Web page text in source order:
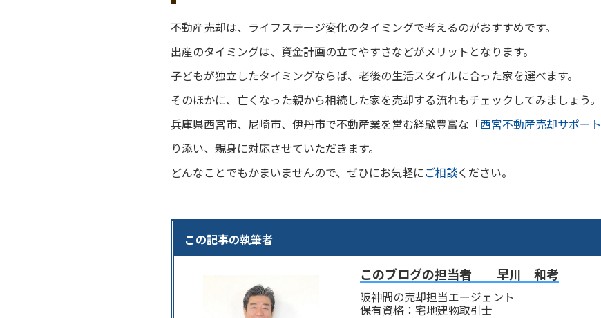
不動産売却は、ライフステージ変化のタイミングで考えるのがおすすめです。
出産のタイミングは、資金計画の立てやすさなどがメリットとなります。
子どもが独立したタイミングならば、老後の生活スタイルに合った家を選べます。
そのほかに、亡くなった親から相続した家を売却する流れもチェックしてみましょう。
兵庫県西宮市、尼崎市、伊丹市で不動産業を営む経験豊富な「西宮不動産売却サポート
り添い、親身に対応させていただきます。
どんなことでもかまいませんので、ぜひにお気軽にご相談ください。
この記事の執筆者
このブログの担当者 早川 和考
阪神間の売却担当エージェント
保有資格：宅地建物取引士